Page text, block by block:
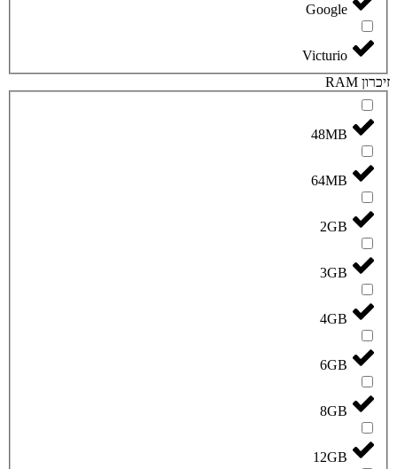
Google
Victurio
זיכרון RAM
48MB
64MB
2GB
3GB
4GB
6GB
8GB
12GB